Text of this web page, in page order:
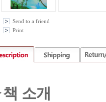
Send to a friend
Print
소개